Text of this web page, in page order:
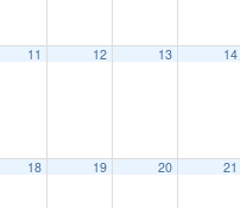
11 12 13 14
18 19 20 21